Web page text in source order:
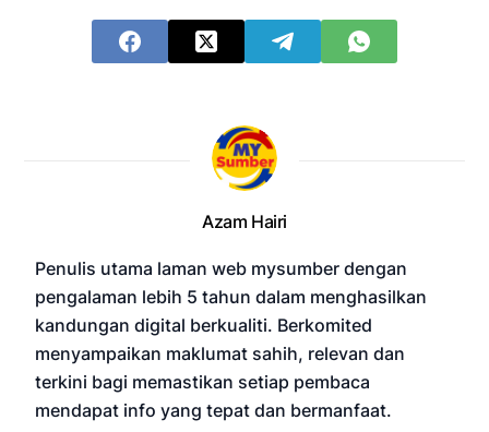
Azam Hairi
Penulis utama laman web mysumber dengan
pengalaman lebih 5 tahun dalam menghasilkan
kandungan digital berkualiti. Berkomited
menyampaikan maklumat sahih, relevan dan
terkini bagi memastikan setiap pembaca
mendapat info yang tepat dan bermanfaat.